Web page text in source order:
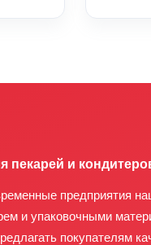
и
предприятия
и упаковочными
покупателям